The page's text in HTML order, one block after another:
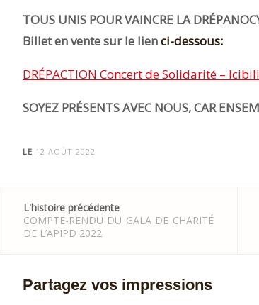
TOUS UNIS POUR VAINCRE LA
Billet en vente sur le lienci-dessous:
DRÉPACTION Concert de Solidarité –
SOYEZ PRÉSENTS AVEC NOUS, CAR
LE 12 AOÛT 2022
navigation
L'histoire précédente
COMPTE-RENDU DU GALA DE CHARITÉ
DE L’APIPD 2022
Partagez vos impressions